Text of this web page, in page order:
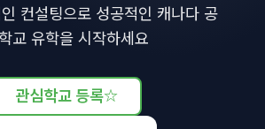
컨설팅으로 성공적인 캐나다 공
교 유학을 시작하세요
관심학교 등록☆